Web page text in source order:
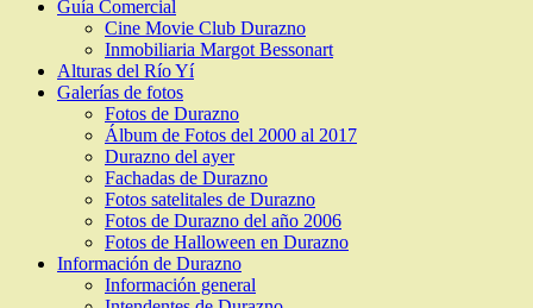
Guía Comercial
Cine Movie Club Durazno
Inmobiliaria Margot Bessonart
Alturas del Río Yí
Galerías de fotos
Fotos de Durazno
Álbum de Fotos del 2000 al 2017
Durazno del ayer
Fachadas de Durazno
Fotos satelitales de Durazno
Fotos de Durazno del año 2006
Fotos de Halloween en Durazno
Información de Durazno
Información general